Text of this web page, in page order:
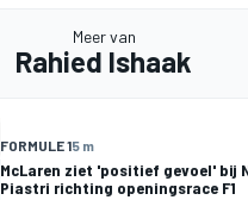
Meer van
Rahied Ishaak
FORMULE 15 m
McLaren ziet 'positief gevoel' bij
Piastri richting openingsrace F1